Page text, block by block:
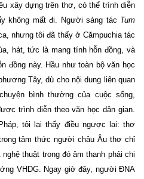
xây dựng trên thơ, có thể trình diễn
không mất đi. Người sáng tác Tum
nhưng tôi đã thấy ở Cămpuchia tác
hát, tức là mang tính hỗn đồng, và
đồng này. Hầu như toàn bộ văn học
Tây, dù cho nội dung liên quan
bình thường của cuộc sống,
trình diễn theo văn học dân gian.
tôi lại thấy điều ngược lại: thơ
tâm thức người châu Âu thơ chỉ
thuật trong đó âm thanh phải chi
VHDG. Ngay giờ đây, người ĐNA